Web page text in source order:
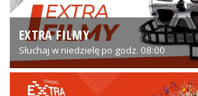
EXTRA FILMY
Słuchaj w niedzielę po godz. 08:00